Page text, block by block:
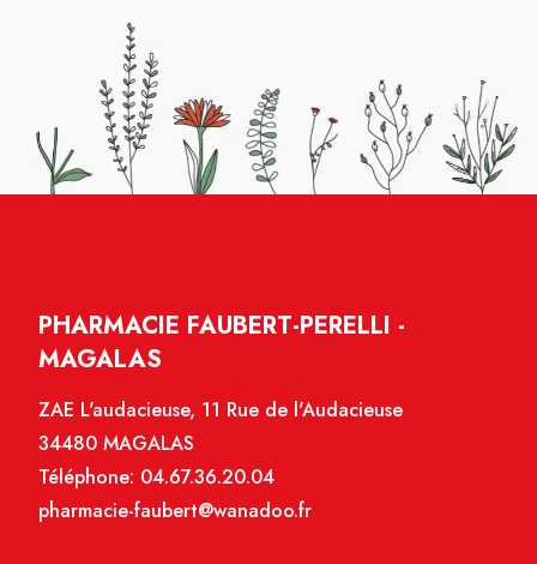
PHARMACIE FAUBERT-PERELLI -
MAGALAS
ZAE L'audacieuse, 11 Rue de l'Audacieuse
34480 MAGALAS
Téléphone: 04.67.36.20.04
pharmacie-faubert@wanadoo.fr